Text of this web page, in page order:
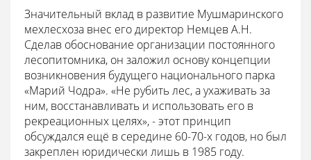
Значительный вклад в развитие Мушмаринского
мехлесхоза внес его директор Немцев А.Н.
Сделав обоснование организации постоянного
лесопитомника, он заложил основу концепции
возникновения будущего национального парка
«Марий Чодра». «Не рубить лес, а ухаживать за
ним, восстанавливать и использовать его в
рекреационных целях», - этот принцип
обсуждался ещё в середине 60-70-х годов, но был
закреплен юридически лишь в 1985 году.